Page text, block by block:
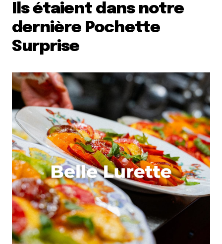
Ils étaient dans notre
dernière Pochette
Surprise